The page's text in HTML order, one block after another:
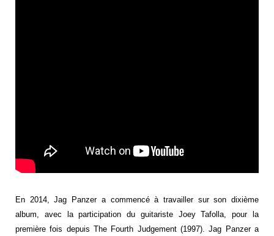
En 2014, Jag Panzer a commencé à travailler sur son dixième
album, avec la participation du guitariste Joey Tafolla, pour la
première fois depuis The Fourth Judgement (1997). Jag Panzer a